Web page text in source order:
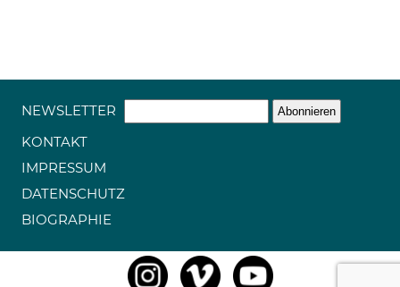
NEWSLETTER
KONTAKT
IMPRESSUM
DATENSCHUTZ
BIOGRAPHIE